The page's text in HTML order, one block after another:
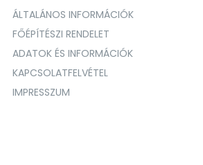
ÁLTALÁNOS INFORMÁCIÓK
FŐÉPÍTÉSZI RENDELET
ADATOK ÉS INFORMÁCIÓK
KAPCSOLATFELVÉTEL
IMPRESSZUM